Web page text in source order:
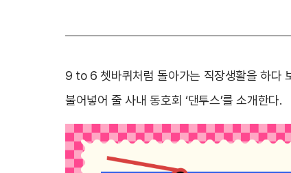
9 to 6 쳇바퀴처럼 돌아가는 직장생활을 하다
불어넣어 줄 사내 동호회 ‘댄투스’를 소개한다.